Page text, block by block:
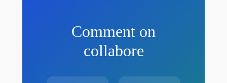
Comment on
collabore